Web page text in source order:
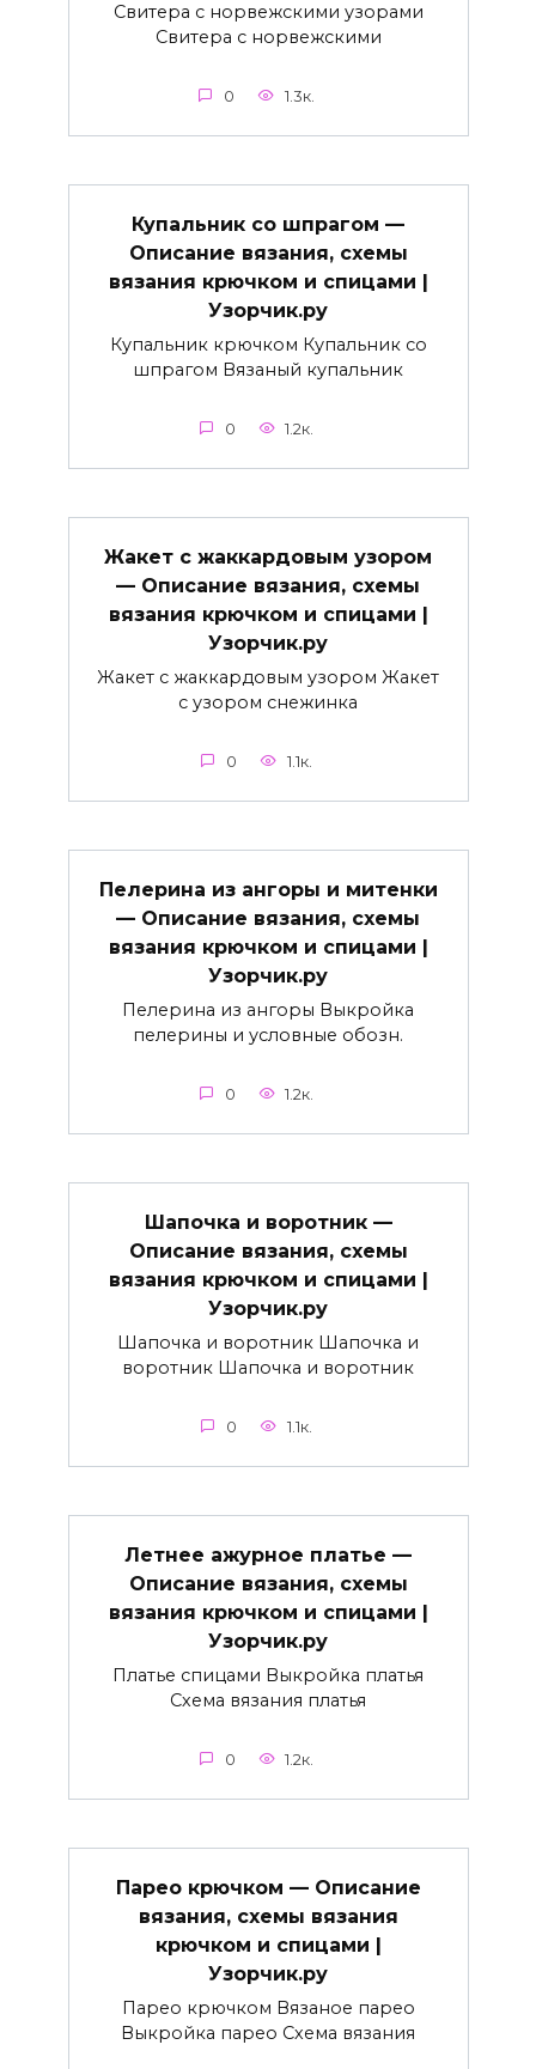
Свитера с норвежскими узорами
Свитера с норвежскими
0 1.3к.
Купальник со шпрагом —
Описание вязания, схемы
вязания крючком и спицами |
Узорчик.ру
Купальник крючком Купальник со
шпрагом Вязаный купальник
0 1.2к.
Жакет с жаккардовым узором
— Описание вязания, схемы
вязания крючком и спицами |
Узорчик.ру
Жакет с жаккардовым узором Жакет
с узором снежинка
0 1.1к.
Пелерина из ангоры и митенки
— Описание вязания, схемы
вязания крючком и спицами |
Узорчик.ру
Пелерина из ангоры Выкройка
пелерины и условные обозн.
0 1.2к.
Шапочка и воротник —
Описание вязания, схемы
вязания крючком и спицами |
Узорчик.ру
Шапочка и воротник Шапочка и
воротник Шапочка и воротник
0 1.1к.
Летнее ажурное платье —
Описание вязания, схемы
вязания крючком и спицами |
Узорчик.ру
Платье спицами Выкройка платья
Схема вязания платья
0 1.2к.
Парео крючком — Описание
вязания, схемы вязания
крючком и спицами |
Узорчик.ру
Парео крючком Вязаное парео
Выкройка парео Схема вязания